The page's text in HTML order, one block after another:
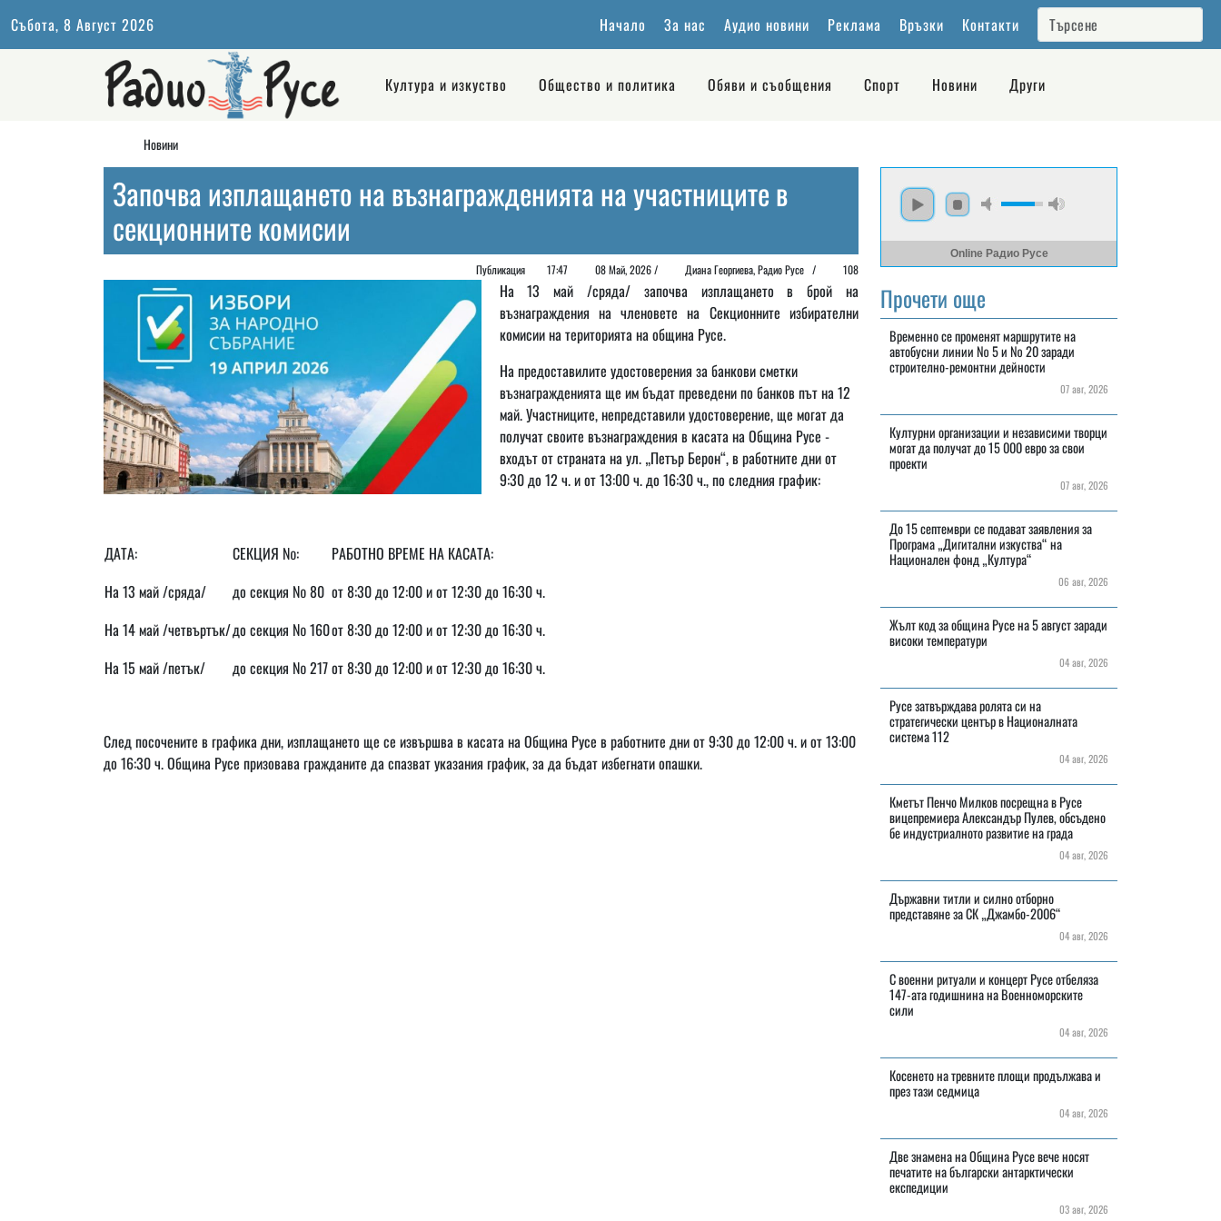
Събота, 8 Август 2026 Начало За нас Аудио новини Реклама Връзки Контакти
Култура и изкуство Общество и политика Обяви и съобщения Спорт Новини Други
Новини
Започва изплащането на възнагражденията на участниците в
секционните комисии
Публикация 17:47 08 Май, 2026 / Диана Георгиeва, Радио Русе / 108
На 13 май /сряда/ започва изплащането в брой на
възнаграждения на членовете на Секционните избирателни
комисии на територията на община Русе.
На предоставилите удостоверения за банкови сметки
възнагражденията ще им бъдат преведени по банков път на 12
май. Участниците, непредставили удостоверение, ще могат да
получат своите възнаграждения в касата на Община Русе -
входът от страната на ул. „Петър Берон“, в работните дни от
9:30 до 12 ч. и от 13:00 ч. до 16:30 ч., по следния график:
ДАТА: СЕКЦИЯ №:
РАБОТНО ВРЕМЕ НА КАСАТА:
На 13 май /сряда/
до секция № 80 от 8:30 до 12:00 и от 12:30 до 16:30 ч.
На 14 май /четвъртък/до секция № 160от 8:30 до 12:00 и от 12:30 до 16:30 ч.
На 15 май /петък/
до секция № 217от 8:30 до 12:00 и от 12:30 до 16:30 ч.
След посочените в графика дни, изплащането ще се извършва в касата на Община Русе в работните дни от 9:30 до 12:00 ч. и от 13:00
до 16:30 ч. Община Русе призовава гражданите да спазват указания график, за да бъдат избегнати опашки.
Online Радио Русе
Прочети още
Временно се променят маршрутите на
автобусни линии № 5 и № 20 заради
строително-ремонтни дейности
07 авг, 2026
Културни организации и независими творци
могат да получат до 15 000 евро за свои
проекти
07 авг, 2026
До 15 септември се подават заявления за
Програма „Дигитални изкуства“ на
Национален фонд „Култура“
06 авг, 2026
Жълт код за община Русе на 5 август заради
високи температури
04 авг, 2026
Русе затвърждава ролята си на
стратегически център в Националната
система 112
04 авг, 2026
Кметът Пенчо Милков посрещна в Русе
вицепремиера Александър Пулев, обсъдено
бе индустриалното развитие на града
04 авг, 2026
Държавни титли и силно отборно
представяне за СК „Джамбо-2006“
04 авг, 2026
С военни ритуали и концерт Русе отбеляза
147-ата годишнина на Военноморските
сили
04 авг, 2026
Косенето на тревните площи продължава и
през тази седмица
04 авг, 2026
Две знамена на Община Русе вече носят
печатите на български антарктически
експедиции
03 авг, 2026